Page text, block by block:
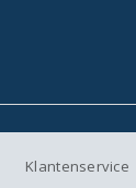
Klantenservice